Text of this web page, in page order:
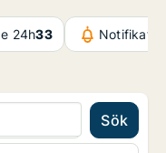
24h33
Sök